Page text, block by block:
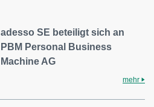
adesso SE beteiligt sich an
PBM Personal Business
Machine AG
mehr